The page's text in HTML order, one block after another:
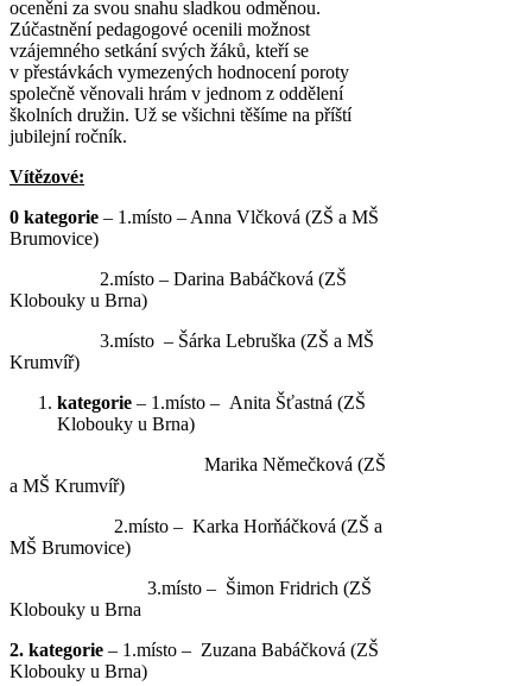
oceněni za svou snahu sladkou odměnou.
Zúčastnění pedagogové ocenili možnost
vzájemného setkání svých žáků, kteří se
v přestávkách vymezených hodnocení poroty
společně věnovali hrám v jednom z oddělení
školních družin. Už se všichni těšíme na příští
jubilejní ročník.
Vítězové:
0 kategorie – 1.místo – Anna Vlčková (ZŠ a MŠ
Brumovice)
2.místo – Darina Babáčková (ZŠ
Klobouky u Brna)
3.místo – Šárka Lebruška (ZŠ a MŠ
Krumvíř)
kategorie – 1.místo – Anita Šťastná (ZŠ
Klobouky u Brna)
Marika Němečková (ZŠ
a MŠ Krumvíř)
2.místo – Karka Horňáčková (ZŠ a
MŠ Brumovice)
3.místo – Šimon Fridrich (ZŠ
Klobouky u Brna
2. kategorie – 1.místo – Zuzana Babáčková (ZŠ
Klobouky u Brna)